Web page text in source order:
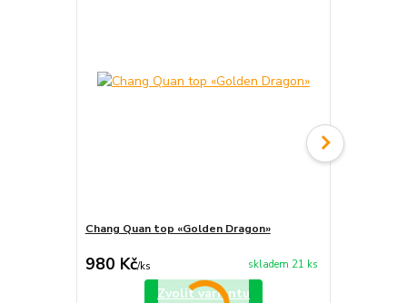
Chang Quan top «Golden Dragon»
980 Kč/ks skladem 21 ks
Zvolit variantu